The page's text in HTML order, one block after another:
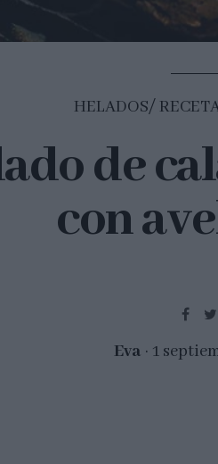
HELADOS
de
con
Eva 1